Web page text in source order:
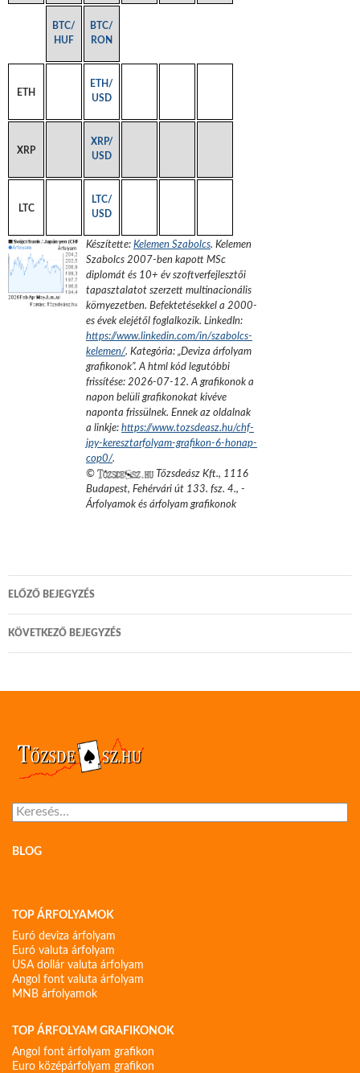
BTC/
HUF
BTC/
RON
ETH
ETH/
USD
XRP
XRP/
USD
LTC
LTC/
USD
Készítette: Kelemen Szabolcs. Kelemen
Szabolcs 2007-ben kapott MSc
diplomát és 10+ év szoftverfejlesztői
tapasztalatot szerzett multinacionális
környezetben. Befektetésekkel a 2000-
es évek elejétől foglalkozik. LinkedIn:
https://www.linkedin.com/in/szabolcs-
kelemen/. Kategória: „Deviza árfolyam
grafikonok”.A html kód legutóbbi
frissítése: 2026-07-12. A grafikonok a
napon belüli grafikonokat kivéve
naponta frissülnek. Ennek az oldalnak
a linkje: https://www.tozsdeasz.hu/chf-
jpy-keresztarfolyam-grafikon-6-honap-
cop0/.
©
Tőzsdeász Kft., 1116
Budapest, Fehérvári út 133. fsz. 4., -
Árfolyamok és árfolyam grafikonok
Bejegyzés
navigáció
ELŐZŐ BEJEGYZÉS
KÖVETKEZŐ BEJEGYZÉS
Keresés:
BLOG
TOP ÁRFOLYAMOK
Euró deviza árfolyam
Euró valuta árfolyam
USA dollár valuta árfolyam
Angol font valuta árfolyam
MNB árfolyamok
TOP ÁRFOLYAM GRAFIKONOK
Angol font árfolyam grafikon
Euro középárfolyam grafikon